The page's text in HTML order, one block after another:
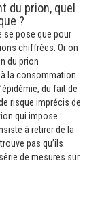
du prion, quel
?
se pose que pour
chiffrées. Or on
du prion
la consommation
du fait de
risque imprécis de
qui impose
à retirer de la
pas qu’ils
de mesures sur